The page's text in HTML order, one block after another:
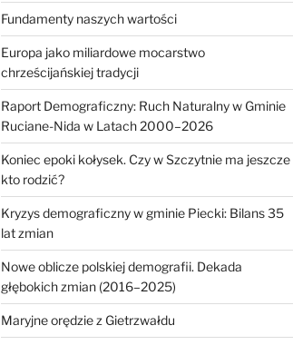
Fundamenty naszych wartości
Europa jako miliardowe mocarstwo
chrześcijańskiej tradycji
Raport Demograficzny: Ruch Naturalny w Gminie
Ruciane-Nida w Latach 2000–2026
Koniec epoki kołysek. Czy w Szczytnie ma jeszcze
kto rodzić?
Kryzys demograficzny w gminie Piecki: Bilans 35
lat zmian
Nowe oblicze polskiej demografii. Dekada
głębokich zmian (2016–2025)
Maryjne orędzie z Gietrzwałdu